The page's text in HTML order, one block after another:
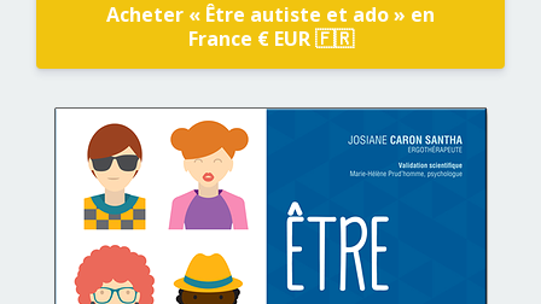
Acheter « Être autiste et ado » en
France € EUR 🇫🇷